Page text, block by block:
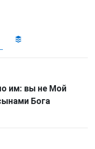
им: вы не Мой
Бога